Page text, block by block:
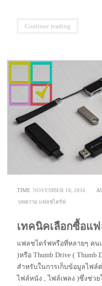
Continue reading
TIME NOVEMBER 10, 2016
บทความ แฟลชไดร์ฟ
เทคนิคเลือกซื้อแ
แฟลชไดร์ฟหรือที่หลายๆ คนเ
)หรือ Thumb Drive (
สำหรับในการเก็บข้อมูลไฟล์
ไฟล์หนัง , ไฟล์เพลง )ซึ่งช่ว